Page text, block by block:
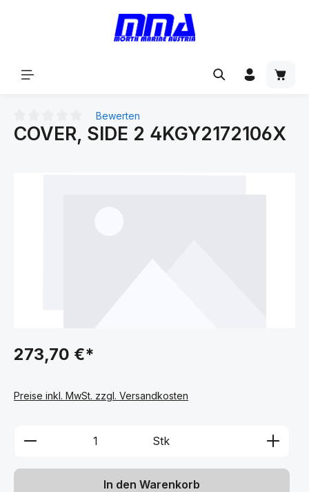
Durchschnittliche Bewertung von 0 von 5 Sternen
Bewerten
COVER, SIDE 2 4KGY2172106X
273,70 €*
Preise inkl. MwSt. zzgl. Versandkosten
Produkt Anzahl: Gib den
Stk
In den Warenkorb